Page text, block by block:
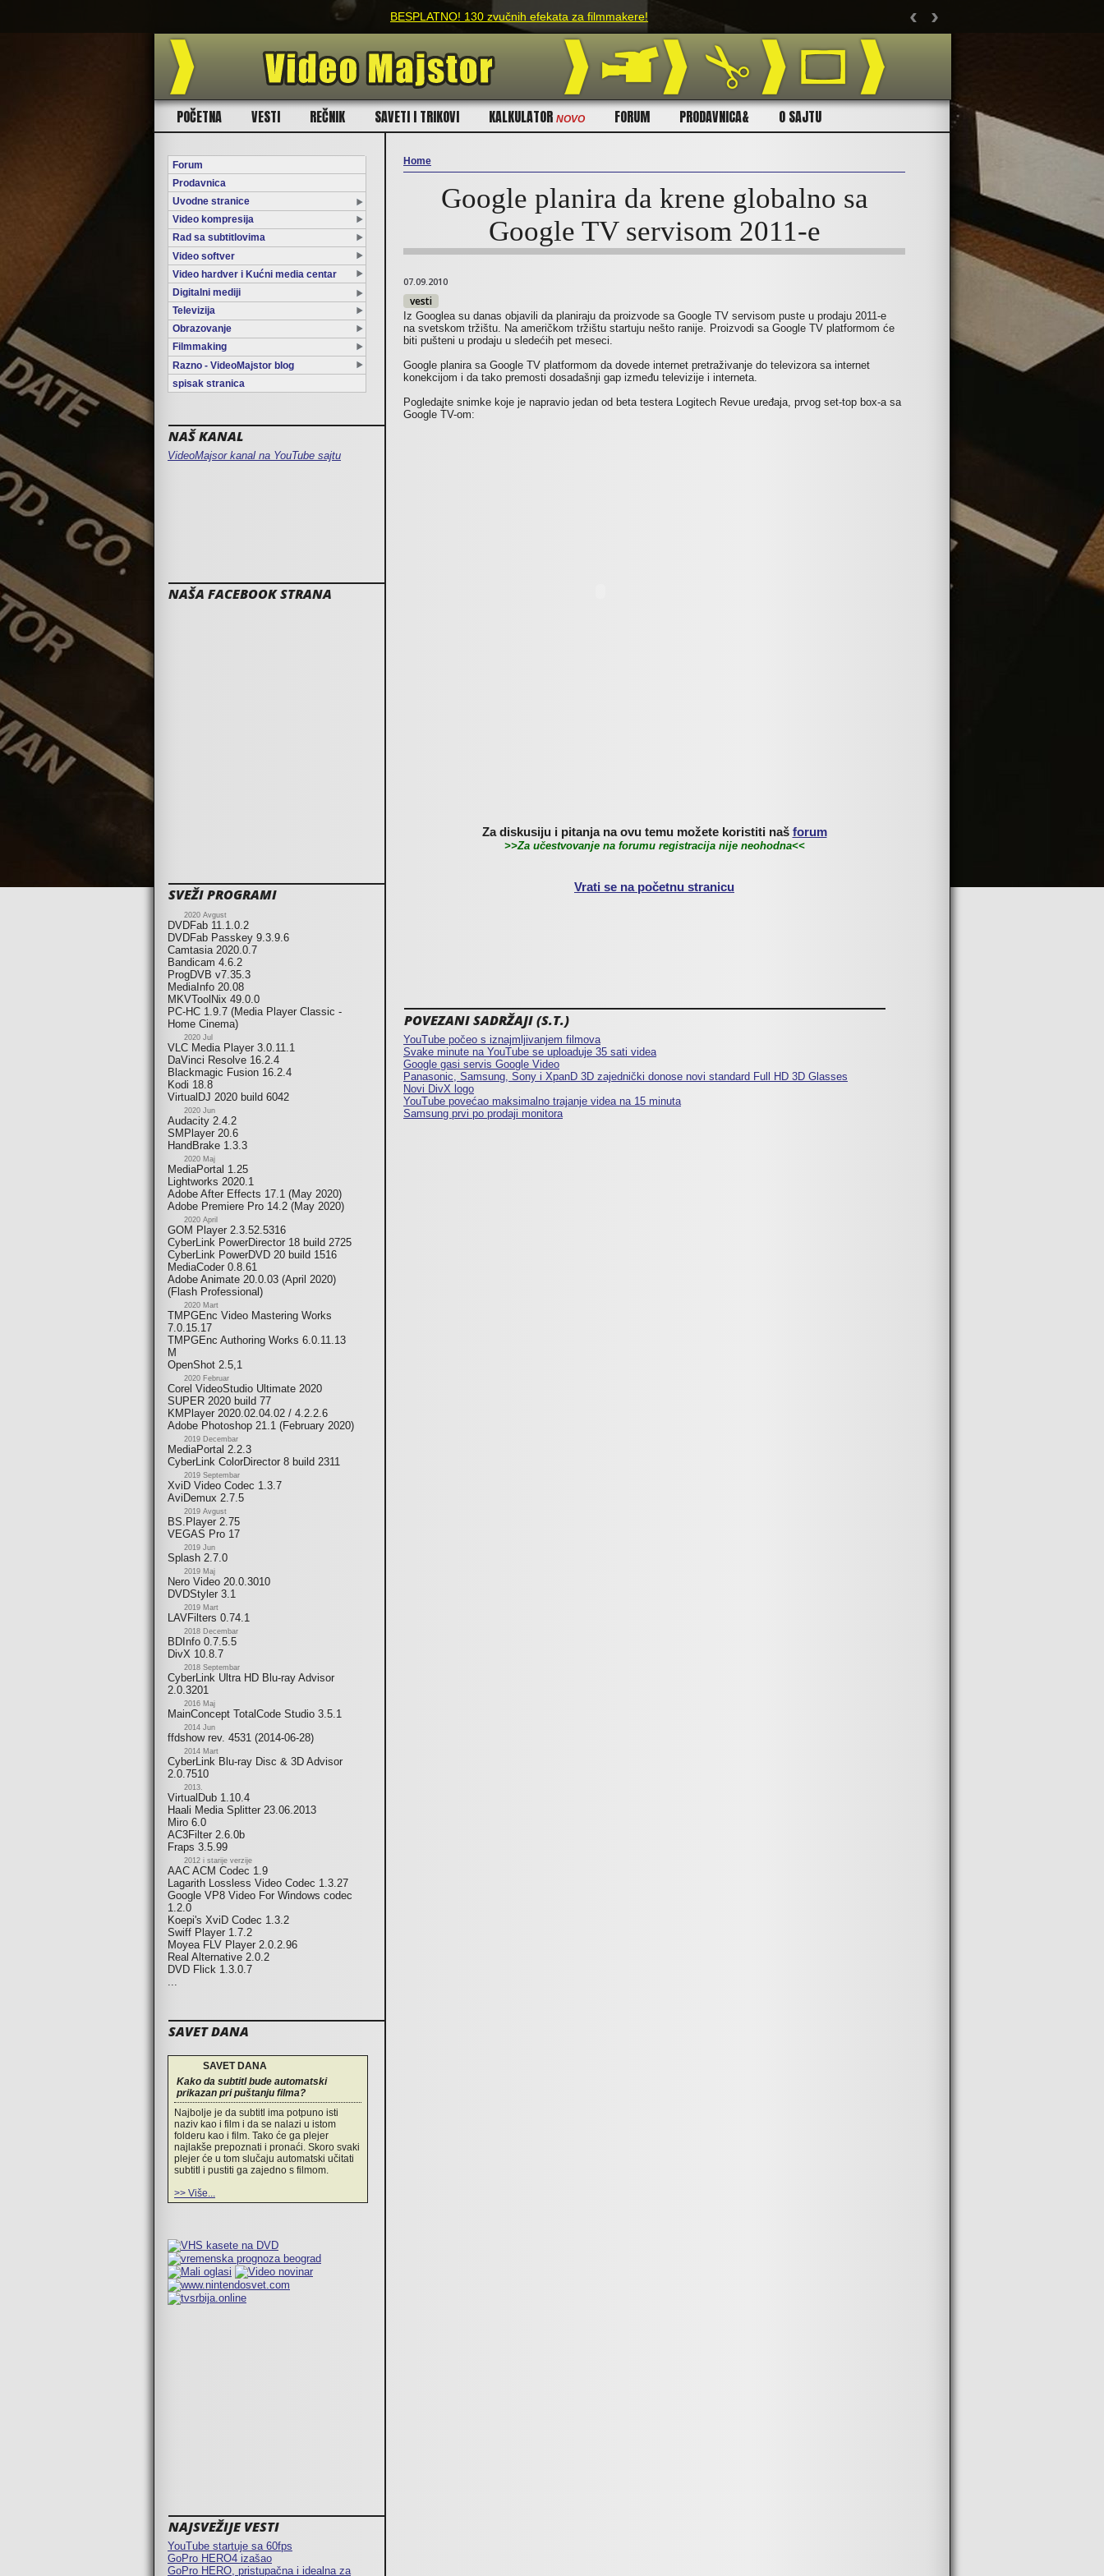
BESPLATNO! 130 zvučnih efekata za filmmakere! ‹ ›
POČETNA VESTI REČNIK SAVETI I TRIKOVI KALKULATOR NOVO FORUM PRODAVNICA& O SAJTU
Forum
Prodavnica
Uvodne stranice
Video kompresija
Rad sa subtitlovima
Video softver
Video hardver i Kućni media centar
Digitalni mediji
Televizija
Obrazovanje
Filmmaking
Razno - VideoMajstor blog
spisak stranica
NAŠ KANAL
VideoMajsor kanal na YouTube sajtu
NAŠA FACEBOOK STRANA
SVEŽI PROGRAMI
2020 Avgust
DVDFab 11.1.0.2
DVDFab Passkey 9.3.9.6
Camtasia 2020.0.7
Bandicam 4.6.2
ProgDVB v7.35.3
MediaInfo 20.08
MKVToolNix 49.0.0
PC-HC 1.9.7 (Media Player Classic -
Home Cinema)
2020 Jul
VLC Media Player 3.0.11.1
DaVinci Resolve 16.2.4
Blackmagic Fusion 16.2.4
Kodi 18.8
VirtualDJ 2020 build 6042
2020 Jun
Audacity 2.4.2
SMPlayer 20.6
HandBrake 1.3.3
2020 Maj
MediaPortal 1.25
Lightworks 2020.1
Adobe After Effects 17.1 (May 2020)
Adobe Premiere Pro 14.2 (May 2020)
2020 April
GOM Player 2.3.52.5316
CyberLink PowerDirector 18 build 2725
CyberLink PowerDVD 20 build 1516
MediaCoder 0.8.61
Adobe Animate 20.0.03 (April 2020)
(Flash Professional)
2020 Mart
TMPGEnc Video Mastering Works
7.0.15.17
TMPGEnc Authoring Works 6.0.11.13
M
OpenShot 2.5,1
2020 Februar
Corel VideoStudio Ultimate 2020
SUPER 2020 build 77
KMPlayer 2020.02.04.02 / 4.2.2.6
Adobe Photoshop 21.1 (February 2020)
2019 Decembar
MediaPortal 2.2.3
CyberLink ColorDirector 8 build 2311
2019 Septembar
XviD Video Codec 1.3.7
AviDemux 2.7.5
2019 Avgust
BS.Player 2.75
VEGAS Pro 17
2019 Jun
Splash 2.7.0
2019 Maj
Nero Video 20.0.3010
DVDStyler 3.1
2019 Mart
LAVFilters 0.74.1
2018 Decembar
BDInfo 0.7.5.5
DivX 10.8.7
2018 Septembar
CyberLink Ultra HD Blu-ray Advisor
2.0.3201
2016 Maj
MainConcept TotalCode Studio 3.5.1
2014 Jun
ffdshow rev. 4531 (2014-06-28)
2014 Mart
CyberLink Blu-ray Disc & 3D Advisor
2.0.7510
2013.
VirtualDub 1.10.4
Haali Media Splitter 23.06.2013
Miro 6.0
AC3Filter 2.6.0b
Fraps 3.5.99
2012 i starije verzije
AAC ACM Codec 1.9
Lagarith Lossless Video Codec 1.3.27
Google VP8 Video For Windows codec
1.2.0
Koepi's XviD Codec 1.3.2
Swiff Player 1.7.2
Moyea FLV Player 2.0.2.96
Real Alternative 2.0.2
DVD Flick 1.3.0.7
...
SAVET DANA
SAVET DANA
Kako da subtitl bude automatski
prikazan pri puštanju filma?
Najbolje je da subtitl ima potpuno isti
naziv kao i film i da se nalazi u istom
folderu kao i film. Tako će ga plejer
najlakše prepoznati i pronaći. Skoro svaki
plejer će u tom slučaju automatski učitati
subtitl i pustiti ga zajedno s filmom.
>> Više...
NAJSVEŽIJE VESTI
YouTube startuje sa 60fps
GoPro HERO4 izašao
GoPro HERO, pristupačna i idealna za
You are here
Home
Google planira da krene globalno sa
Google TV servisom 2011-e
07.09.2010
vesti
Iz Googlea su danas objavili da planiraju da proizvode sa Google TV servisom puste u prodaju 2011-e
na svetskom tržištu. Na američkom tržištu startuju nešto ranije. Proizvodi sa Google TV platformom će
biti pušteni u prodaju u sledećih pet meseci.
Google planira sa Google TV platformom da dovede internet pretraživanje do televizora sa internet
konekcijom i da tako premosti dosadašnji gap između televizije i interneta.
Pogledajte snimke koje je napravio jedan od beta testera Logitech Revue uređaja, prvog set-top box-a sa
Google TV-om:
Za diskusiju i pitanja na ovu temu možete koristiti naš forum
>>Za učestvovanje na forumu registracija nije neohodna<<
Vrati se na početnu stranicu
POVEZANI SADRŽAJI (S.T.)
YouTube počeo s iznajmljivanjem filmova
Svake minute na YouTube se uploaduje 35 sati videa
Google gasi servis Google Video
Panasonic, Samsung, Sony i XpanD 3D zajednički donose novi standard Full HD 3D Glasses
Novi DivX logo
YouTube povećao maksimalno trajanje videa na 15 minuta
Samsung prvi po prodaji monitora